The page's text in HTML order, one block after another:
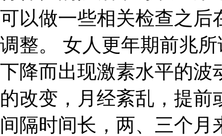
可以做一些相关检查之后
调整。 女人更年期前兆
下降而出现激素水平的波
的改变，月经紊乱，提
间隔时间长，两、三个